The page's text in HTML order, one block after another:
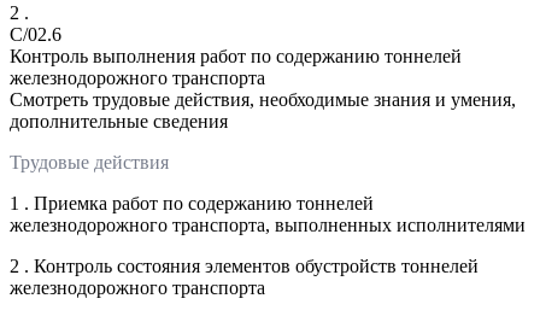
2 .
C/02.6
Контроль выполнения работ по содержанию тоннелей
железнодорожного транспорта
Смотреть трудовые действия, необходимые знания и умения,
дополнительные сведения
Трудовые действия
1 . Приемка работ по содержанию тоннелей
железнодорожного транспорта, выполненных исполнителями
2 . Контроль состояния элементов обустройств тоннелей
железнодорожного транспорта